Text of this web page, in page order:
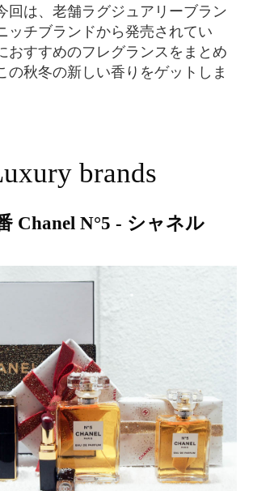
回は、老舗ラグジュアリーブラン
ッチブランドから発売されてい
おすすめのフレグランスをまとめ
の秋冬の新しい香りをゲットしま
brands